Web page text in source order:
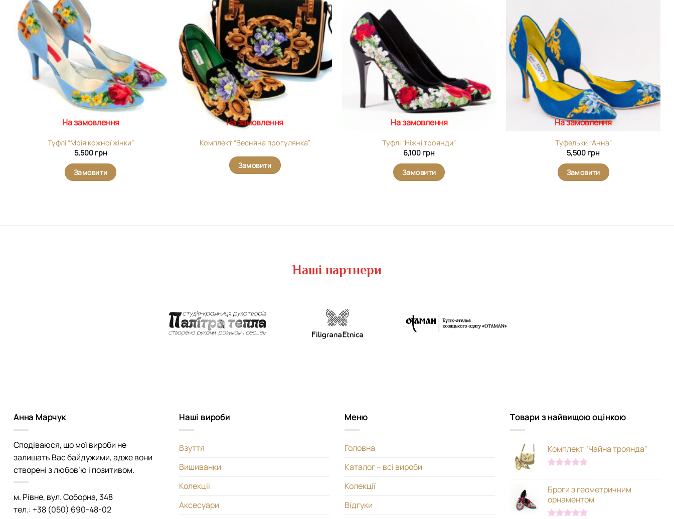
На замовлення
Туфлі “Мрія кожної жінки”
5,500 грн
Замовити
Додати
виріб у
вибране
На замовлення
Комплект “Весняна прогулянка”
Замовити
На замовлення
Туфлі “Ніжні троянди”
6,100 грн
Замовити
На замовлення
Туфельки “Анна”
5,500 грн
Замовити
Наші партнери
Анна Марчук
Сподіваюся, що мої вироби не
залишать Вас байдужими, адже вони
створені з любов’ю і позитивом.
м. Рівне, вул. Соборна, 348
тел.: +38 (050) 690-48-02
Наші вироби
Взуття
Вишиванки
Колекціі
Аксесуари
Меню
Головна
Каталог – всі вироби
Колекції
Відгуки
Товари з найвищою оцінкою
Комплект "Чайна троянда"
Броги з геометричним
орнаментом